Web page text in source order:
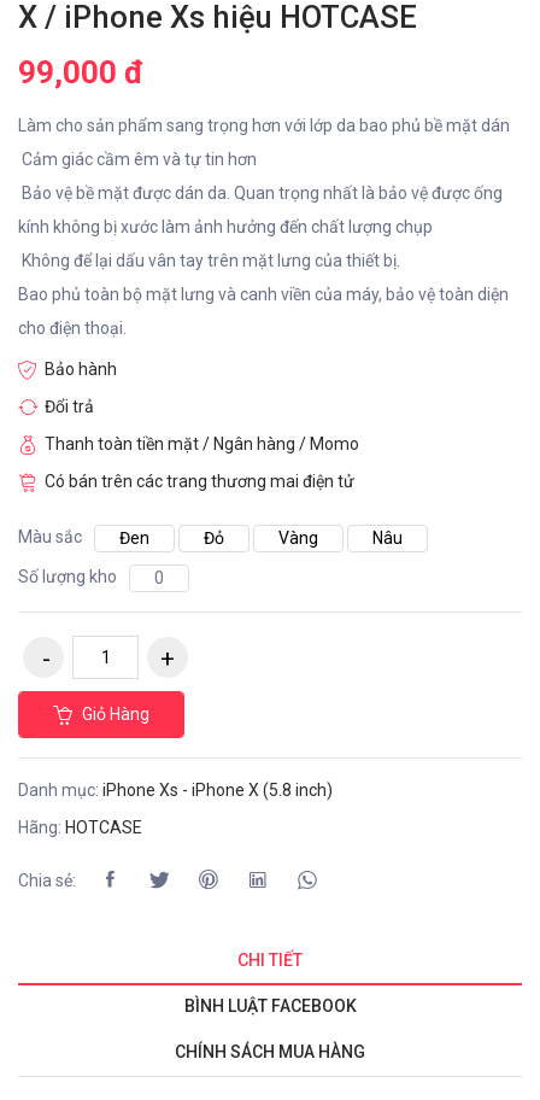
X / iPhone Xs hiệu HOTCASE
99,000 đ
Làm cho sản phẩm sang trọng hơn với lớp da bao phủ bề mặt dán
Cảm giác cầm êm và tự tin hơn
Bảo vệ bề mặt được dán da. Quan trọng nhất là bảo vệ được ống
kính không bị xước làm ảnh hưởng đến chất lượng chụp
Không để lại dấu vân tay trên mặt lưng của thiết bị.
Bao phủ toàn bộ mặt lưng và canh viền của máy, bảo vệ toàn diện
cho điện thoại.
Bảo hành
Đổi trả
Thanh toàn tiền mặt / Ngân hàng / Momo
Có bán trên các trang thương mai điện tử
Màu sắc Đen Đỏ Vàng
Nâu
Số lượng kho
0
Giỏ Hàng
Danh mục: iPhone Xs - iPhone X (5.8 inch)
Hãng: HOTCASE
Chia sẻ:
CHI TIẾT
BÌNH LUẬT FACEBOOK
CHÍNH SÁCH MUA HÀNG